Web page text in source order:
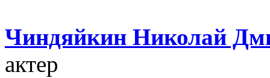
Чиндяйкин Николай
актер